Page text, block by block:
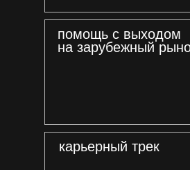
помощь с выходом
на зарубежный
карьерный трек